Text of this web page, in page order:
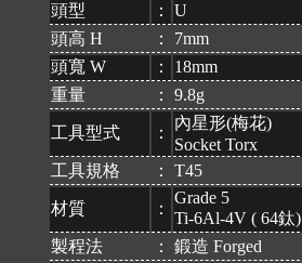
頭型
：
U
頭高 H
：
7mm
頭寬 W
：
18mm
重量
： 9.8g
工具型式 ：
內星形(梅花)
Socket Torx
工具規格
： T45
材質 ：
Grade 5
Ti-6Al-4V ( 64鈦)
製程法
： 鍛造 Forged